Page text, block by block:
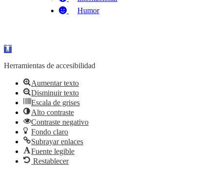
Humor
Abrir barra de herramientas
Herramientas de accesibilidad
Aumentar texto
Disminuir texto
Escala de grises
Alto contraste
Contraste negativo
Fondo claro
Subrayar enlaces
Fuente legible
Restablecer